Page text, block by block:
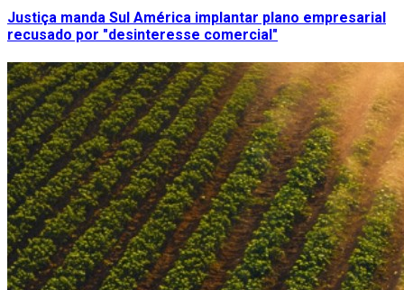
Justiça manda Sul América implantar plano empresarial
recusado por "desinteresse comercial"